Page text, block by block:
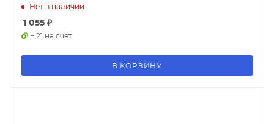
Нет в наличии
1 055 ₽
+ 21 на счет
В КОРЗИНУ